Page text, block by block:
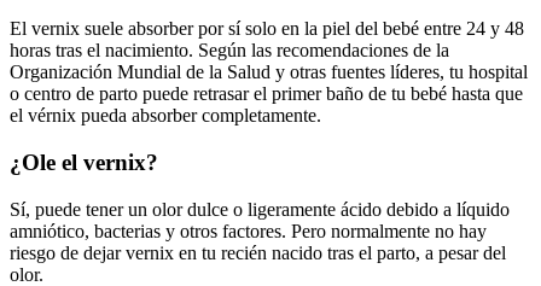
El vernix suele absorber por sí solo en la piel del bebé entre 24 y 48
horas tras el nacimiento. Según las recomendaciones de la
Organización Mundial de la Salud y otras fuentes líderes, tu hospital
o centro de parto puede retrasar el primer baño de tu bebé hasta que
el vérnix pueda absorber completamente.
¿Ole el vernix?
Sí, puede tener un olor dulce o ligeramente ácido debido a líquido
amniótico, bacterias y otros factores. Pero normalmente no hay
riesgo de dejar vernix en tu recién nacido tras el parto, a pesar del
olor.